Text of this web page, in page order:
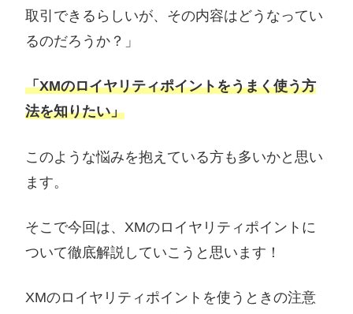
取引できるらしいが、その内容はどうなってい
るのだろうか？」
「XMのロイヤリティポイントをうまく使う方
法を知りたい」
このような悩みを抱えている方も多いかと思い
ます。
そこで今回は、XMのロイヤリティポイントに
ついて徹底解説していこうと思います！
XMのロイヤリティポイントを使うときの注意